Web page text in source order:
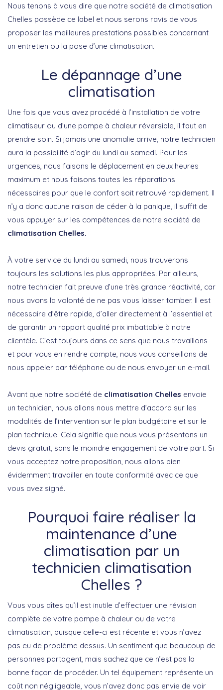
Nous tenons à vous dire que notre société de climatisation
Chelles possède ce label et nous serons ravis de vous
proposer les meilleures prestations possibles concernant
un entretien ou la pose d’une climatisation.
Le dépannage d’une
climatisation
Une fois que vous avez procédé à l’installation de votre
climatiseur ou d’une pompe à chaleur réversible, il faut en
prendre soin. Si jamais une anomalie arrive, notre technicien
aura la possibilité d’agir du lundi au samedi. Pour les
urgences, nous faisons le déplacement en deux heures
maximum et nous faisons toutes les réparations
nécessaires pour que le confort soit retrouvé rapidement. Il
n’y a donc aucune raison de céder à la panique, il suffit de
vous appuyer sur les compétences de notre société de
climatisation Chelles.
À votre service du lundi au samedi, nous trouverons
toujours les solutions les plus appropriées. Par ailleurs,
notre technicien fait preuve d’une très grande réactivité, car
nous avons la volonté de ne pas vous laisser tomber. Il est
nécessaire d’être rapide, d’aller directement à l’essentiel et
de garantir un rapport qualité prix imbattable à notre
clientèle. C’est toujours dans ce sens que nous travaillons
et pour vous en rendre compte, nous vous conseillons de
nous appeler par téléphone ou de nous envoyer un e-mail.
Avant que notre société de climatisation Chelles envoie
un technicien, nous allons nous mettre d’accord sur les
modalités de l’intervention sur le plan budgétaire et sur le
plan technique. Cela signifie que nous vous présentons un
devis gratuit, sans le moindre engagement de votre part. Si
vous acceptez notre proposition, nous allons bien
évidemment travailler en toute conformité avec ce que
vous avez signé.
Pourquoi faire réaliser la
maintenance d’une
climatisation par un
technicien climatisation
Chelles ?
Vous vous dîtes qu’il est inutile d’effectuer une révision
complète de votre pompe à chaleur ou de votre
climatisation, puisque celle-ci est récente et vous n’avez
pas eu de problème dessus. Un sentiment que beaucoup de
personnes partagent, mais sachez que ce n’est pas la
bonne façon de procéder. Un tel équipement représente un
coût non négligeable, vous n’avez donc pas envie de voir